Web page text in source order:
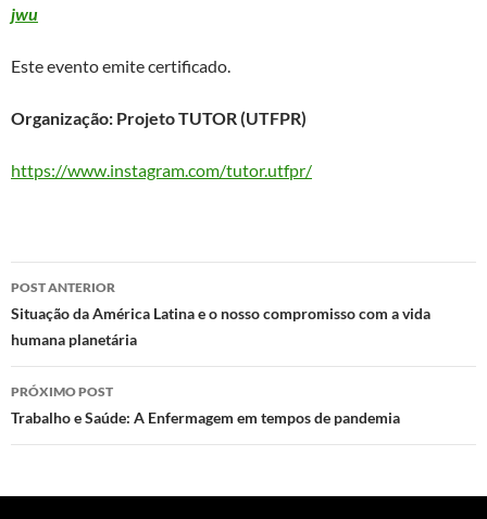
jwu
Este evento emite certificado.
Organização: Projeto TUTOR (UTFPR)
https://www.instagram.com/tutor.utfpr/
Navegação
de
posts
POST ANTERIOR
Situação da América Latina e o nosso compromisso com a vida
humana planetária
PRÓXIMO POST
Trabalho e Saúde: A Enfermagem em tempos de pandemia